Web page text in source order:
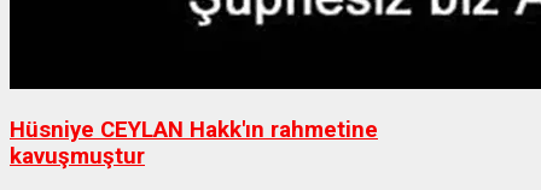
Hüsniye CEYLAN Hakk'ın rahmetine
kavuşmuştur